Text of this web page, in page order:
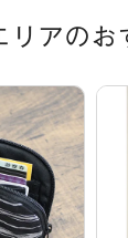
リアのお